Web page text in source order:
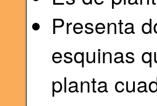
Presenta
esquinas
planta